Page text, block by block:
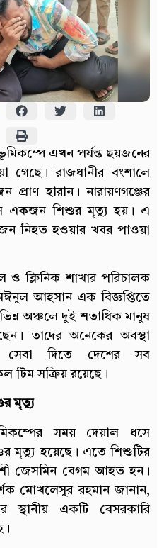
এখন পর্যন্ত ছয়জনের
গেছে। রাজধানীর বংশালে
হারান। নারায়ণগঞ্জের
একজন শিশুর মৃত্যু হয়। এ
নিহত হওয়ার খবর পাওয়া
ও ক্লিনিক শাখার পরিচালক
আহসান এক বিজ্ঞপ্তিতে
অঞ্চলে দুই শতাধিক মানুষ
তাদের অনেকের অবস্থা
দিতে দেশের সব
টিম সক্রিয় রয়েছে।
মৃত্যু
সময় দেয়াল ধসে
মৃত্যু হয়েছে। এতে শিশুটির
জেসমিন বেগম আহত হন।
মোখলেসুর রহমান জানান,
একটি বেসরকারি